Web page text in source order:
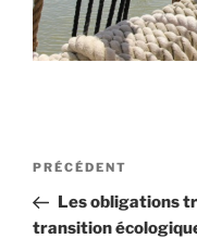
Navigation
l’article
Article
précédent
PRÉCÉDENT
Les obligations
transition